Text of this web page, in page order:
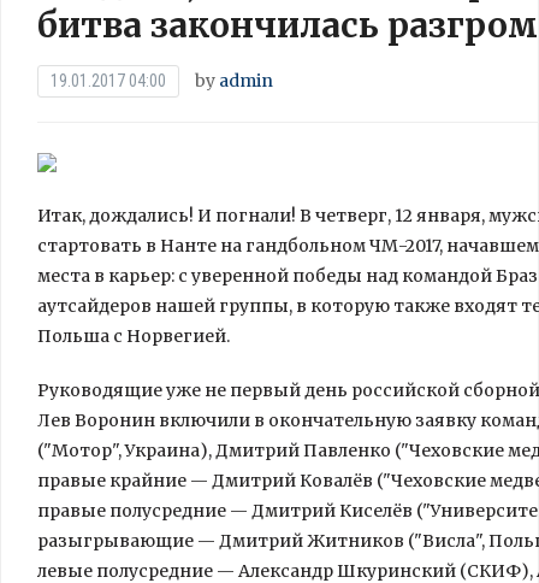
битва закончилась
19.01.2017 04:00 by admin
Итак, дождались! И погнали! В четверг, 12 января,
стартовать в Нанте на гандбольном ЧМ-2017,
места в карьер: с уверенной победы над командой
аутсайдеров нашей группы, в которую также входят
Польша с Норвегией.
Руководящие уже не первый день российской
Лев Воронин включили в окончательную заявку
("Мотор", Украина), Дмитрий Павленко ("Чеховские
правые крайние — Дмитрий Ковалёв ("Чеховские
правые полусредние — Дмитрий Киселёв
разыгрывающие — Дмитрий Житников ("Висла",
левые полусредние — Александр Шкуринский (СКИФ),